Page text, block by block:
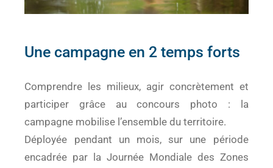
Une campagne en 2 temps forts
Comprendre les milieux, agir concrètement et
participer grâce au concours photo : la
campagne mobilise l’ensemble du territoire.
Déployée pendant un mois, sur une période
encadrée par la Journée Mondiale des Zones